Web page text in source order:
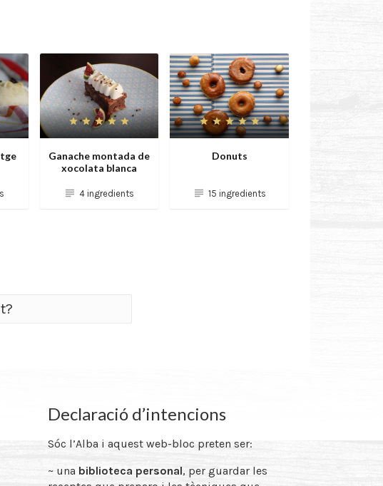
Ganache montada de
xocolata blanca
4 ingredients
Donuts
15 ingredients
Declaració d’intencions
Sóc l’Alba i aquest web-bloc preten ser:
~ una biblioteca personal, per guardar les